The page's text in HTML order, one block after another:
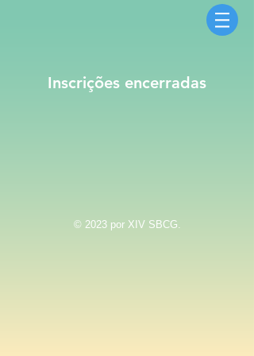
Inscrições encerradas
© 2023 por XIV SBCG.